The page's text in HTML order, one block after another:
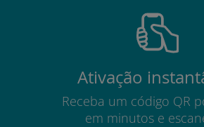
Ativação
Receba um código QR
em minutos e